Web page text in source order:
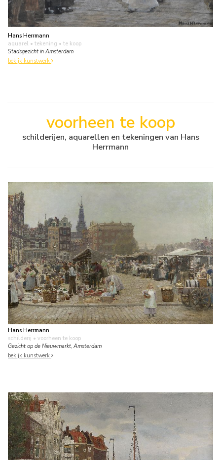
Hans Herrmann
aquarel • tekening • te koop
Stadsgezicht in Amsterdam
bekijk kunstwerk
voorheen te koop
schilderijen, aquarellen en tekeningen van Hans
Herrmann
Hans Herrmann
schilderij • voorheen te koop
Gezicht op de Nieuwmarkt, Amsterdam
bekijk kunstwerk